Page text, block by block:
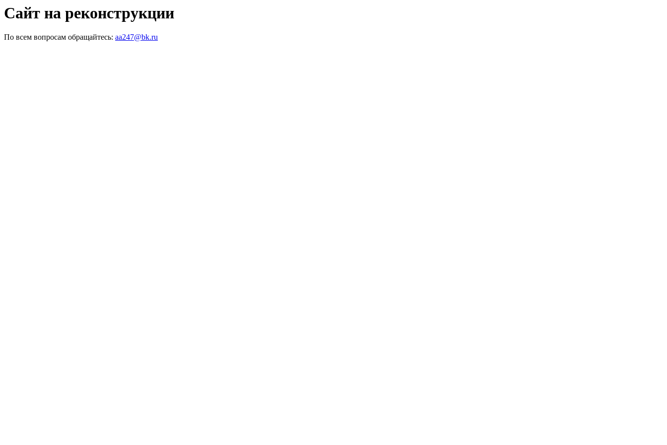
Сайт на реконструкции
По всем вопросам обращайтесь: aa247@bk.ru